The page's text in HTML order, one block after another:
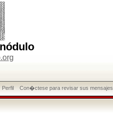
Perfil Con�ctese para revisar sus mensajes